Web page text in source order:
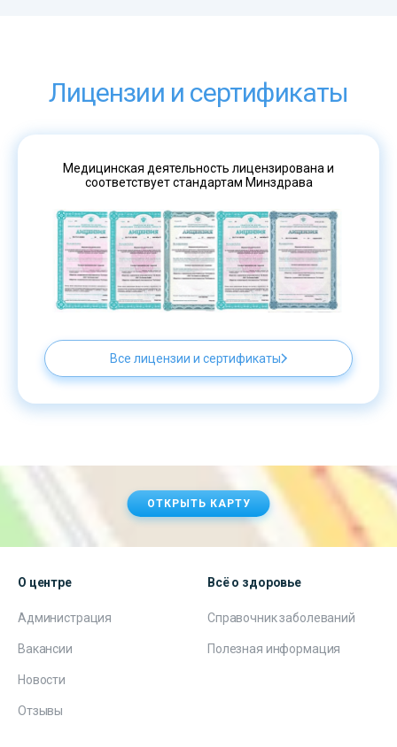
Лицензии и сертификаты
Медицинская деятельность лицензирована и
соответствует стандартам Минздрава
Все лицензии и сертификаты
ОТКРЫТЬ КАРТУ
О центре
Администрация
Вакансии
Новости
Отзывы
Всё о здоровье
Справочник заболеваний
Полезная информация